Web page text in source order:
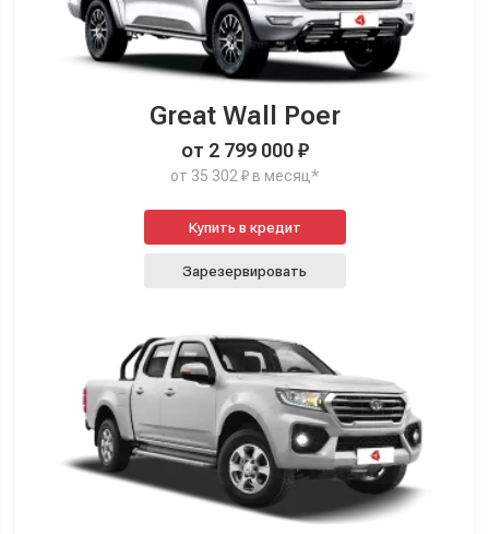
Great Wall Poer
от 2 799 000 ₽
от 35 302 ₽ в месяц*
Купить в кредит
Зарезервировать